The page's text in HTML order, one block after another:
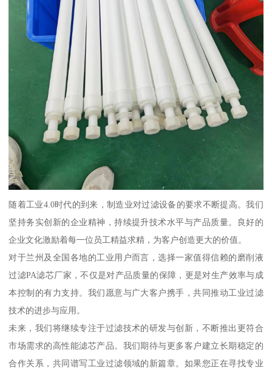
随着工业4.0时代的到来，制造业对过滤设备的要求不断提高。我们
坚持务实创新的企业精神，持续提升技术水平与产品质量。良好的
企业文化激励着每一位员工精益求精，为客户创造更大的价值。
对于兰州及全国各地的工业用户而言，选择一家值得信赖的磨削液
过滤PA滤芯厂家，不仅是对产品质量的保障，更是对生产效率与成
本控制的有力支持。我们愿意与广大客户携手，共同推动工业过滤
技术的进步与应用。
未来，我们将继续专注于过滤技术的研发与创新，不断推出更符合
市场需求的高性能滤芯产品。我们期待与更多客户建立长期稳定的
合作关系，共同谱写工业过滤领域的新篇章。如果您正在寻找专业